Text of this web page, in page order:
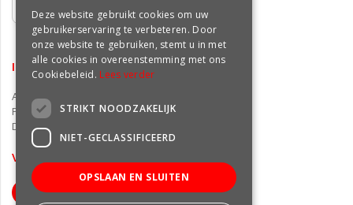
INFORMATIE
Algemene voorwaarden
Privacy statement
Disclaimer
VOLG ONS OP FACEBOOK
Deze website gebruikt cookies om uw
gebruikerservaring te verbeteren. Door
onze website te gebruiken, stemt u in met
alle cookies in overeenstemming met ons
Cookiebeleid. Lees verder
STRIKT NOODZAKELIJK
NIET-GECLASSIFICEERD
OPSLAAN EN SLUITEN